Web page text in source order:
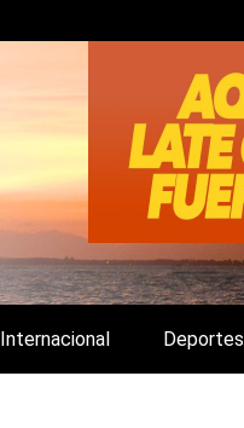
GENERAL.
Internacional Deportes